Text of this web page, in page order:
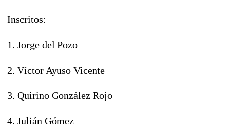
Inscritos:
1. Jorge del Pozo
2. Víctor Ayuso Vicente
3. Quirino González Rojo
4. Julián Gómez